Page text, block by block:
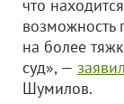
что
возможность
на более
суд», — заявил
Шумилов.